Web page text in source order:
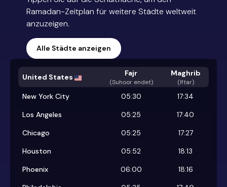
Ramadan-Zeitplan für weitere Städte weltweit
anzuzeigen.
Alle Städte anzeigen
United States Fajr
(Suhoor endet)
Maghrib
(Iftar)
New York City 05:30
17:34
Los Angeles
05:25
17:40
Chicago
05:25
17:27
Houston
05:52
18:13
Phoenix
06:00
18:16